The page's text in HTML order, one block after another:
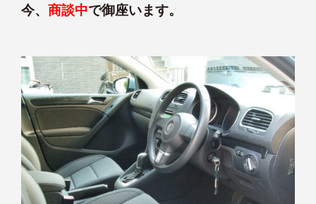
今、 商談中で御座います。